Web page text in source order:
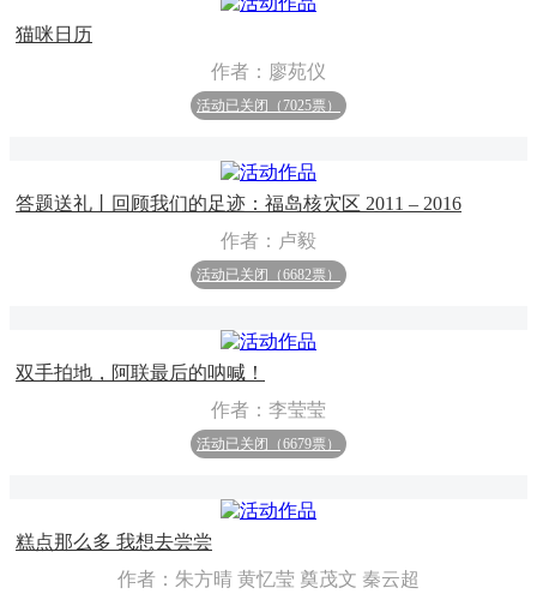
猫咪日历
作者：廖苑仪
活动已关闭（7025票）
答题送礼丨回顾我们的足迹：福岛核灾区 2011 – 2016
作者：卢毅
活动已关闭（6682票）
双手拍地，阿联最后的呐喊！
作者：李莹莹
活动已关闭（6679票）
糕点那么多 我想去尝尝
作者：朱方晴 黄忆莹 奠茂文 秦云超